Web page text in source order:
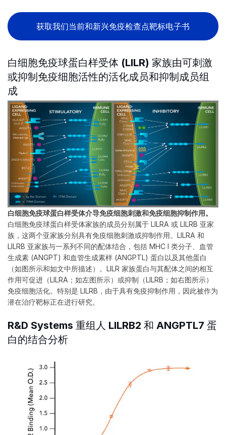
获取我们当前和新兴免疫检查点靶标电子书
白细胞免疫球蛋白样受体 (LILR) 家族由可刺激
或抑制免疫细胞活性的活化成员和抑制成员组
成
白细胞免疫球蛋白样受体介导免疫细胞刺激和免疫细胞抑制作用。
白细胞免疫球蛋白样受体家族的成员分别属于 LILRA 或 LILRB 亚家
族，这两个亚家族分别具有免疫细胞刺激或抑制作用。LILRA 和
LILRB 亚家族与一系列不同的配体结合，包括 MHC I 类分子、血管
生成素 (ANGPT) 和血管生成素样 (ANGPTL) 蛋白以及其他蛋白
（如图所示和如文中所描述）。LILR 家族蛋白与其配体之间的相互
作用可促进（LILRA；如左图所示）或抑制（LILRB；如右图所示）
免疫细胞活化。特别是 LILRB，由于具有免疫抑制作用，因此被作为
潜在治疗靶标正在进行研究。
R&D Systems 重组人 LILRB2 和 ANGPTL7 蛋
白的结合分析